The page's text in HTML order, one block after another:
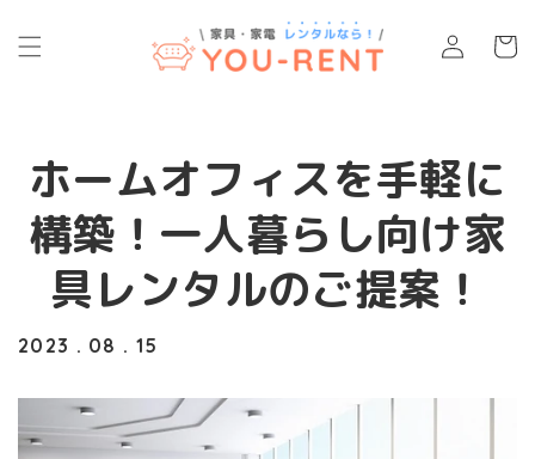
進む
グ
イ
ー
ホームオフィスを手軽に
構築！一人暮らし向け家
具レンタルのご提案！
2023 . 08 . 15